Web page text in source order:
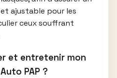
ajustable pour les
ceux souffrant
et entretenir mon
PAP ?